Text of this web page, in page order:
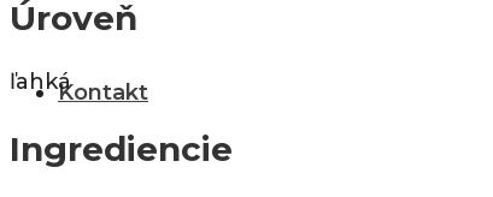
Kontakt
Úroveň
ľahká
Ingrediencie